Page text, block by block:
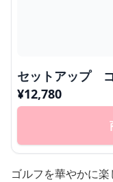
セットアップ
¥12,780
ゴルフを華やかに